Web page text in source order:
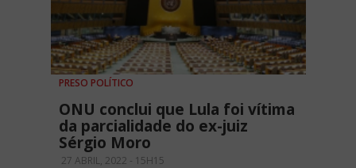
PRESO POLÍTICO
ONU conclui que Lula foi vítima
da parcialidade do ex-juiz
Sérgio Moro
27 ABRIL, 2022 - 15H15